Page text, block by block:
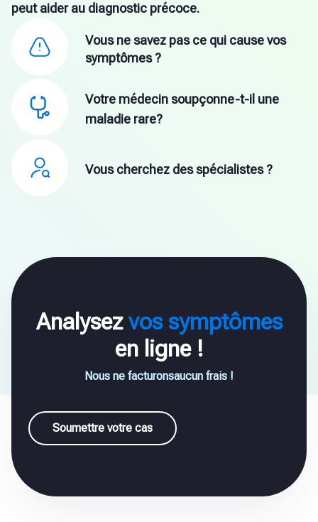
peut aider au diagnostic précoce.
Vous ne savez pas ce qui cause vos
symptômes ?
Votre médecin soupçonne-t-il une
maladie rare?
Vous cherchez des spécialistes ?
Analysezvos symptômes
en ligne !
Nous ne facturonsaucun frais !
Soumettre votre cas